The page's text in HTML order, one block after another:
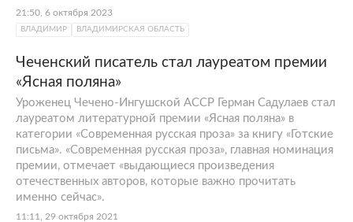
21:50, 6 октября 2023
ВЛАДИМИР ВЛАДИМИРСКАЯ ОБЛАСТЬ
Чеченский писатель стал лауреатом премии
«Ясная поляна»
Уроженец Чечено-Ингушской АССР Герман Садулаев стал
лауреатом литературной премии «Ясная поляна» в
категории «Современная русская проза» за книгу «Готские
письма». «Современная русская проза», главная номинация
премии, отмечает «выдающиеся произведения
отечественных авторов, которые важно прочитать
именно сейчас».
11:11, 29 октября 2021